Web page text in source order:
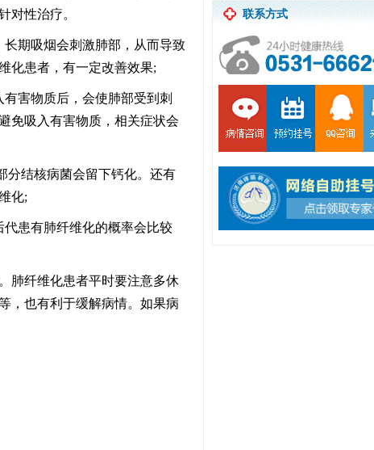
对性治疗。
期吸烟会刺激肺部，从而导致
化患者，有一定改善效果;
害物质后，会使肺部受到刺
免吸入有害物质，相关症状会
分结核病菌会留下钙化。还有
化;
患有肺纤维化的概率会比较
肺纤维化患者平时要注意多休
，也有利于缓解病情。如果病
联系方式